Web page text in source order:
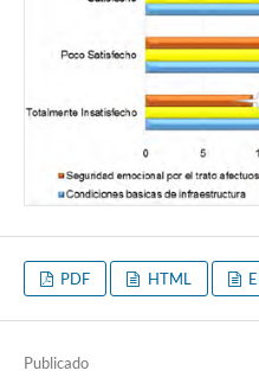
PDF HTML
Publicado